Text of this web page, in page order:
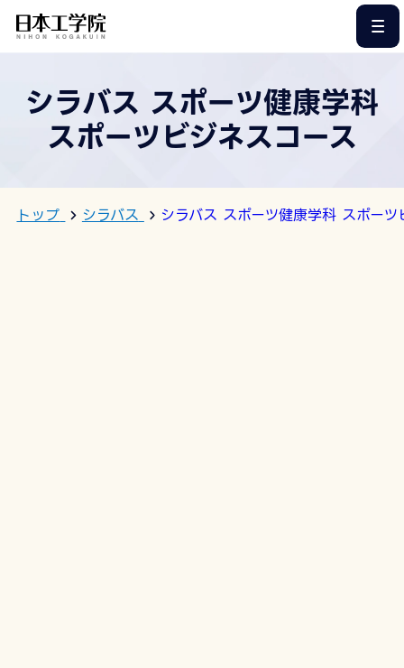
シラバス スポーツ健康学科
スポーツビジネスコース
トップ シラバス シラバス スポーツ健康学科 スポーツ